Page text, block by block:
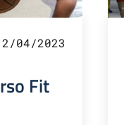
04/2023
Fit